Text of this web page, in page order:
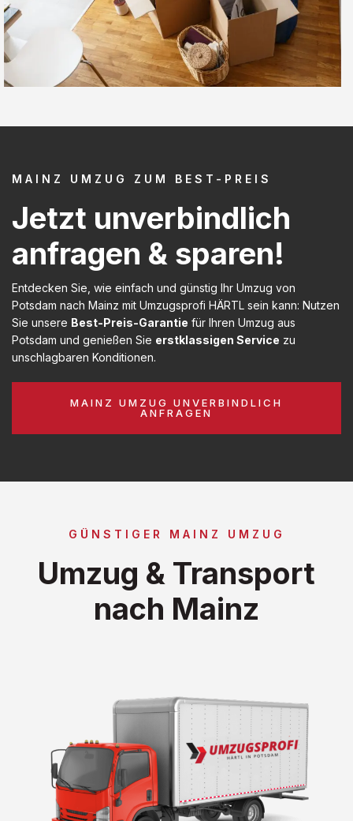
MAINZ UMZUG ZUM BEST-PREIS
Jetzt unverbindlich
anfragen & sparen!
Entdecken Sie, wie einfach und günstig Ihr Umzug von
Potsdam nach Mainz mit Umzugsprofi HÄRTL sein kann: Nutzen
Sie unsere Best-Preis-Garantie für Ihren Umzug aus
Potsdam und genießen Sie erstklassigen Service zu
unschlagbaren Konditionen.
MAINZ UMZUG UNVERBINDLICH
ANFRAGEN
GÜNSTIGER MAINZ UMZUG
Umzug & Transport
nach Mainz